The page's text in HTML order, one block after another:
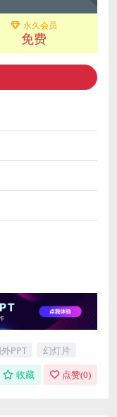
永久会员
免费
PPT 幻灯片
收藏 点赞(0)